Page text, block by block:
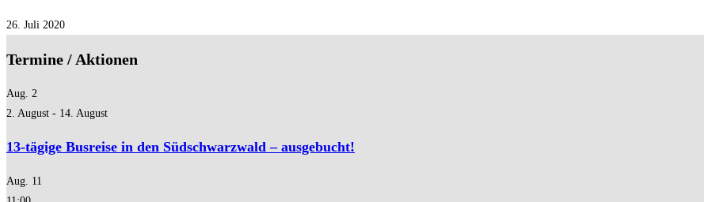
26. Juli 2020
Termine / Aktionen
Aug. 2
2. August - 14. August
13-tägige Busreise in den Südschwarzwald – ausgebucht!
Aug. 11